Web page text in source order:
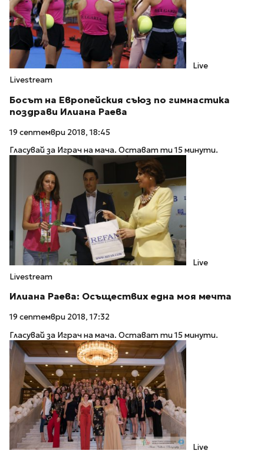
Live
Livestream
Босът на Европейския съюз по гимнастика
поздрави Илиана Раева
19 септември 2018, 18:45
Гласувай за Играч на мача. Остават ти 15 минути.
Live
Livestream
Илиана Раева: Осъществих една моя мечта
19 септември 2018, 17:32
Гласувай за Играч на мача. Остават ти 15 минути.
Live